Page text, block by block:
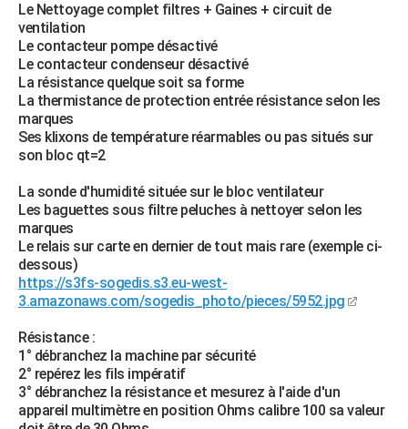
Le Nettoyage complet filtres + Gaines + circuit de
ventilation
Le contacteur pompe désactivé
Le contacteur condenseur désactivé
La résistance quelque soit sa forme
La thermistance de protection entrée résistance selon les
marques
Ses klixons de température réarmables ou pas situés sur
son bloc qt=2
La sonde d'humidité située sur le bloc ventilateur
Les baguettes sous filtre peluches à nettoyer selon les
marques
Le relais sur carte en dernier de tout mais rare (exemple ci-
dessous)
https://s3fs-sogedis.s3.eu-west-
3.amazonaws.com/sogedis_photo/pieces/5952.jpg
Résistance :
1° débranchez la machine par sécurité
2° repérez les fils impératif
3° débranchez la résistance et mesurez à l'aide d'un
appareil multimètre en position Ohms calibre 100 sa valeur